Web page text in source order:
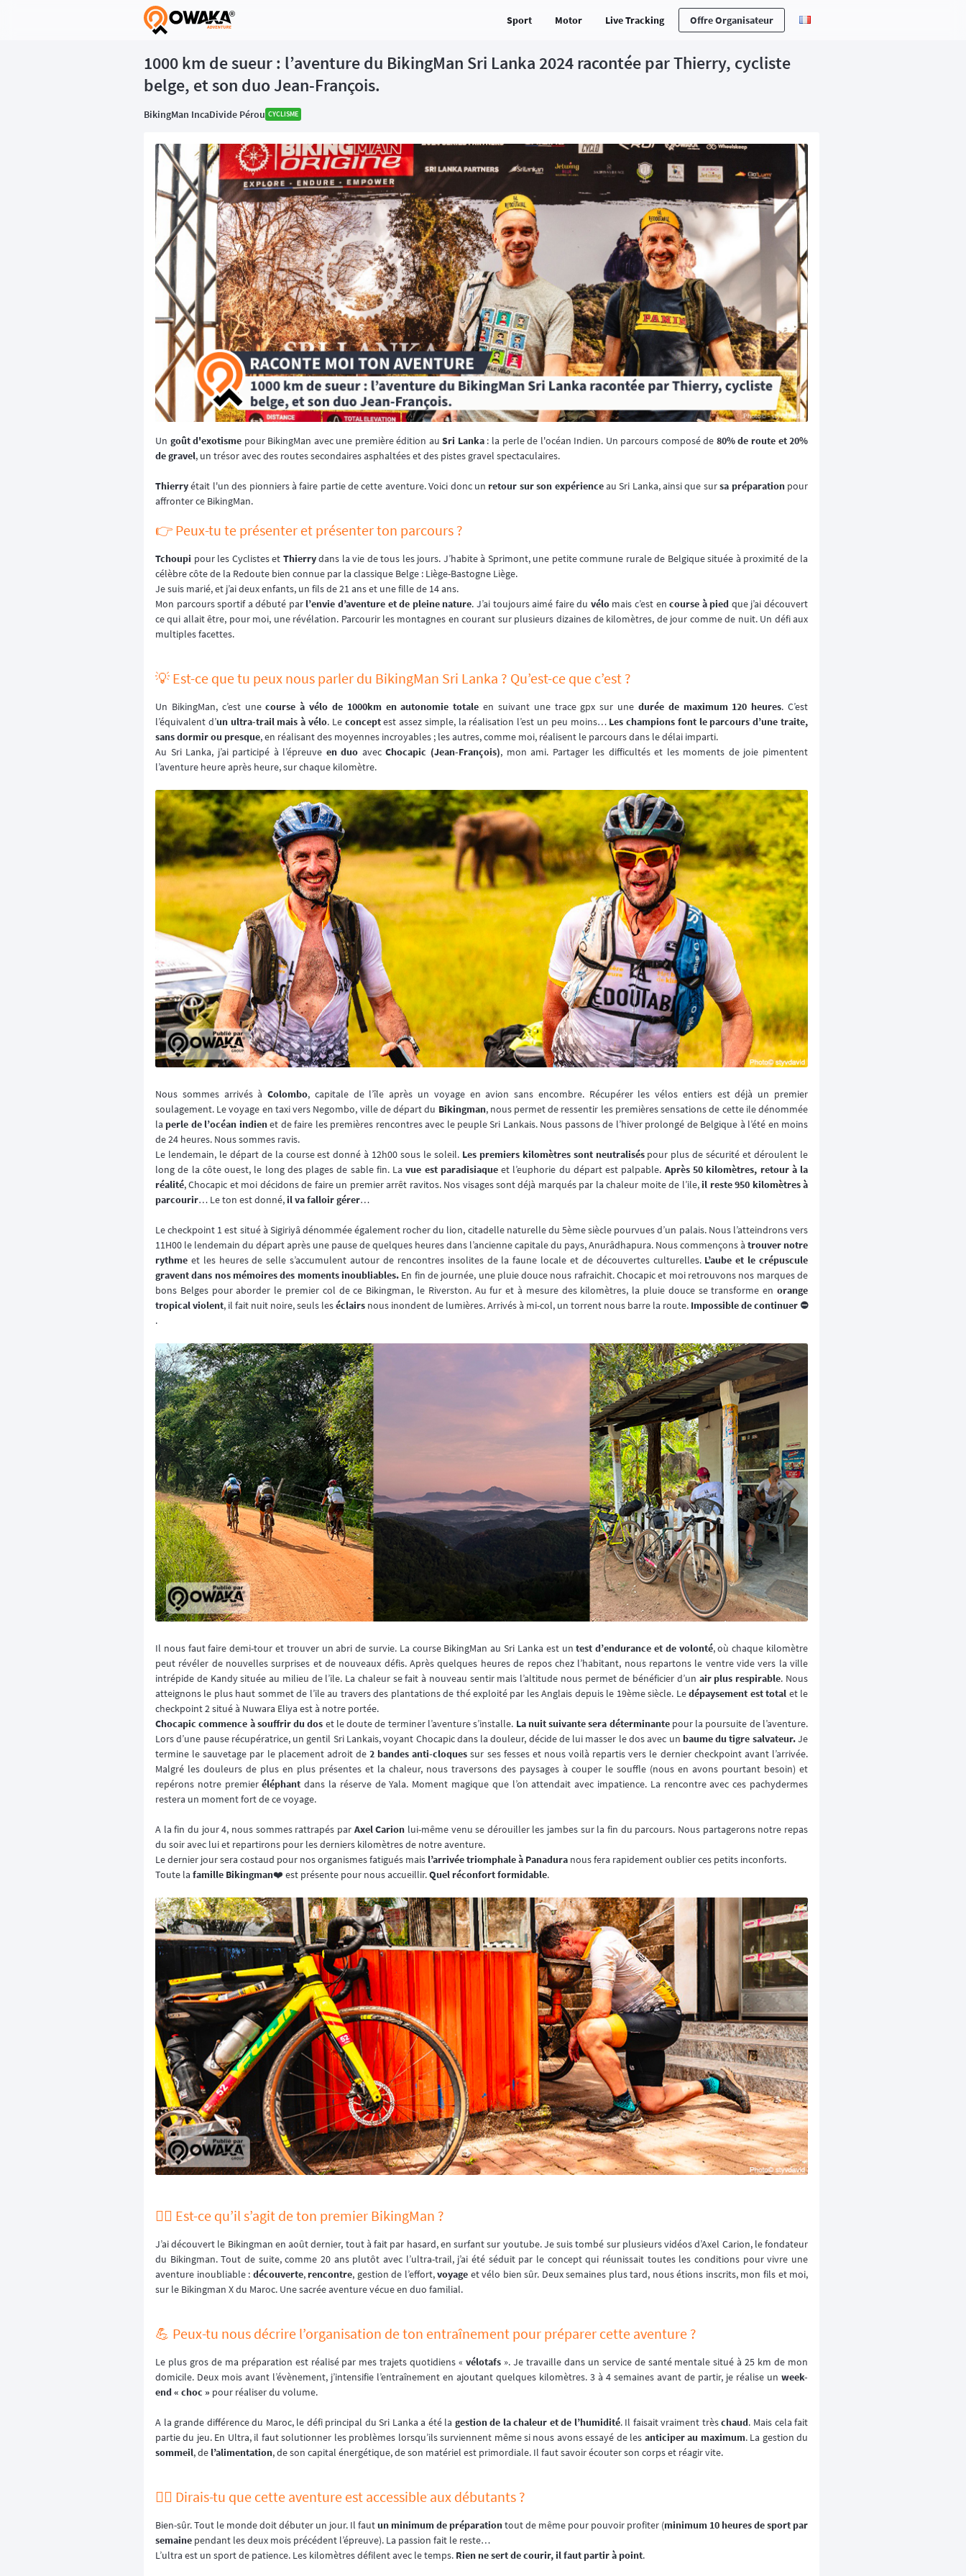
® Sport Motor Live Tracking Offre Organisateur
1000 km de sueur : l’aventure du BikingMan Sri Lanka 2024 racontée par Thierry, cycliste
belge, et son duo Jean-François.
BikingMan IncaDivide Pérou CYCLISME
Un goût d'exotisme pour BikingMan avec une première édition auSri Lanka: la perle de l'océan Indien. Un parcours composé de 80% de route et 20%
de gravel, un trésor avec des routes secondaires asphaltées et des pistes gravel spectaculaires.
Thierryétait l'un des pionniers à faire partie de cette aventure. Voici donc un retour sur son expérienceau Sri Lanka, ainsi que sursa préparationpour
affronter ce BikingMan.
👉️ Peux-tu te présenter et présenter ton parcours ?
Tchoupi pour les Cyclistes et Thierrydans la vie de tous les jours. J’habite à Sprimont, une petite commune rurale de Belgique située à proximité de la
célèbre côte de la Redoute bien connue par la classique Belge : Liège-Bastogne Liège.
Je suis marié, et j’ai deux enfants, un fils de 21 ans et une fille de 14 ans.
Mon parcours sportif a débuté par l’envie d’aventure et de pleine nature. J’ai toujours aimé faire du vélomais c’est encourse à pied que j’ai découvert
ce qui allait être, pour moi, une révélation. Parcourir les montagnes en courant sur plusieurs dizaines de kilomètres, de jour comme de nuit. Un défi aux
multiples facettes.
💡 Est-ce que tu peux nous parler du BikingMan Sri Lanka ? Qu’est-ce que c’est ?
Un BikingMan, c’est unecourse à vélo de 1000km en autonomie totale en suivant une trace gpx sur une durée de maximum 120 heures. C’est
l’équivalent d’un ultra-trail mais à vélo. Le conceptest assez simple, la réalisation l’est un peu moins… Les champions font le parcours d’une traite,
sans dormir ou presque, en réalisant des moyennes incroyables ; les autres, comme moi, réalisent le parcours dans le délai imparti.
Au Sri Lanka, j’ai participé à l’épreuve en duo avecChocapic (Jean-François), mon ami. Partager les difficultés et les moments de joie pimentent
l’aventure heure après heure, sur chaque kilomètre.
Nous sommes arrivés àColombo, capitale de l’île après un voyage en avion sans encombre. Récupérer les vélos entiers est déjà un premier
soulagement. Le voyage en taxi vers Negombo, ville de départ du Bikingman, nous permet de ressentir les premières sensations de cette ile dénommée
la perle de l’océan indienet de faire les premières rencontres avec le peuple Sri Lankais. Nous passons de l’hiver prolongé de Belgique à l’été en moins
de 24 heures. Nous sommes ravis.
Le lendemain, le départ de la course est donné à 12h00 sous le soleil. Les premiers kilomètres sont neutraliséspour plus de sécurité et déroulent le
long de la côte ouest, le long des plages de sable fin. Lavue est paradisiaqueet l’euphorie du départ est palpable. Après 50 kilomètres, retour à la
réalité, Chocapic et moi décidons de faire un premier arrêt ravitos. Nos visages sont déjà marqués par la chaleur moite de l’ile,il reste 950 kilomètres à
parcourir… Le ton est donné,il va falloir gérer…
Le checkpoint 1 est situé à Sigiriyâ dénommée également rocher du lion, citadelle naturelle du 5ème siècle pourvues d’un palais. Nous l’atteindrons vers
11H00 le lendemain du départ après une pause de quelques heures dans l’ancienne capitale du pays, Anurâdhapura. Nous commençons à trouver notre
rythme et les heures de selle s’accumulent autour de rencontres insolites de la faune locale et de découvertes culturelles. L’aube et le crépuscule
gravent dans nos mémoires des moments inoubliables.En fin de journée, une pluie douce nous rafraichit. Chocapic et moi retrouvons nos marques de
bons Belges pour aborder le premier col de ce Bikingman, le Riverston. Au fur et à mesure des kilomètres, la pluie douce se transforme en orange
tropical violent, il fait nuit noire, seuls leséclairs nous inondent de lumières. Arrivés à mi-col, un torrent nous barre la route. Impossible de continuer ⛔️
.
Il nous faut faire demi-tour et trouver un abri de survie. La course BikingMan au Sri Lanka est untest d’endurance et de volonté, où chaque kilomètre
peut révéler de nouvelles surprises et de nouveaux défis. Après quelques heures de repos chez l’habitant, nous repartons le ventre vide vers la ville
intrépide de Kandy située au milieu de l’ile. La chaleur se fait à nouveau sentir mais l’altitude nous permet de bénéficier d’un air plus respirable. Nous
atteignons le plus haut sommet de l’ile au travers des plantations de thé exploité par les Anglais depuis le 19ème siècle. Ledépaysement est total et le
checkpoint 2 situé à Nuwara Eliya est à notre portée.
Chocapic commence à souffrir du dos et le doute de terminer l’aventure s’installe. La nuit suivante sera déterminantepour la poursuite de l’aventure.
Lors d’une pause récupératrice, un gentil Sri Lankais, voyant Chocapic dans la douleur, décide de lui masser le dos avec un baume du tigre salvateur.Je
termine le sauvetage par le placement adroit de2 bandes anti-cloques sur ses fesses et nous voilà repartis vers le dernier checkpoint avant l’arrivée.
Malgré les douleurs de plus en plus présentes et la chaleur, nous traversons des paysages à couper le souffle (nous en avons pourtant besoin) et
repérons notre premieréléphant dans la réserve de Yala. Moment magique que l’on attendait avec impatience. La rencontre avec ces pachydermes
restera un moment fort de ce voyage.
A la fin du jour 4, nous sommes rattrapés par Axel Carion lui-même venu se dérouiller les jambes sur la fin du parcours. Nous partagerons notre repas
du soir avec lui et repartirons pour les derniers kilomètres de notre aventure.
Le dernier jour sera costaud pour nos organismes fatigués mais l’arrivée triomphale à Panadura nous fera rapidement oublier ces petits inconforts.
Toute la famille Bikingman❤️ est présente pour nous accueillir.Quel réconfort formidable.
🚵‍♂️ Est-ce qu’il s’agit de ton premier BikingMan ?
J’ai découvert le Bikingman en août dernier, tout à fait par hasard, en surfant sur youtube. Je suis tombé sur plusieurs vidéos d’Axel Carion, le fondateur
du Bikingman. Tout de suite, comme 20 ans plutôt avec l’ultra-trail, j’ai été séduit par le concept qui réunissait toutes les conditions pour vivre une
aventure inoubliable : découverte, rencontre, gestion de l’effort,voyage et vélo bien sûr. Deux semaines plus tard, nous étions inscrits, mon fils et moi,
sur le Bikingman X du Maroc. Une sacrée aventure vécue en duo familial.
💪 Peux-tu nous décrire l’organisation de ton entraînement pour préparer cette aventure ?
Le plus gros de ma préparation est réalisé par mes trajets quotidiens «vélotafs ». Je travaille dans un service de santé mentale situé à 25 km de mon
domicile. Deux mois avant l’évènement, j’intensifie l’entraînement en ajoutant quelques kilomètres. 3 à 4 semaines avant de partir, je réalise un week-
end « choc » pour réaliser du volume.
A la grande différence du Maroc, le défi principal du Sri Lanka a été la gestion de la chaleur et de l’humidité. Il faisait vraiment trèschaud. Mais cela fait
partie du jeu. En Ultra, il faut solutionner les problèmes lorsqu’ils surviennent même si nous avons essayé de les anticiper au maximum. La gestion du
sommeil, de l’alimentation, de son capital énergétique, de son matériel est primordiale. Il faut savoir écouter son corps et réagir vite.
🙋‍♂️ Dirais-tu que cette aventure est accessible aux débutants ?
Bien-sûr. Tout le monde doit débuter un jour. Il fautun minimum de préparationtout de même pour pouvoir profiter (minimum 10 heures de sport par
semaine pendant les deux mois précédent l’épreuve). La passion fait le reste…
L’ultra est un sport de patience. Les kilomètres défilent avec le temps. Rien ne sert de courir, il faut partir à point.